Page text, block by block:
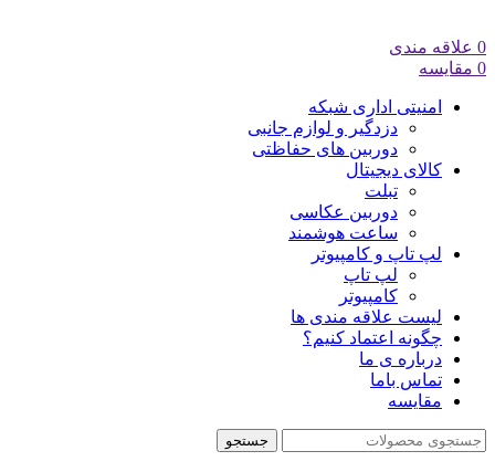
0 علاقه مندی
0 مقایسه
امنیتی اداری شبکه
دزدگیر و لوازم جانبی
دوربین های حفاظتی
کالای دیجیتال
تبلت
دوربین عکاسی
ساعت هوشمند
لپ تاپ و کامپیوتر
لپ تاپ
کامپیوتر
لیست علاقه مندی ها
چگونه اعتماد کنیم؟
درباره ی ما
تماس باما
مقایسه
جستجو